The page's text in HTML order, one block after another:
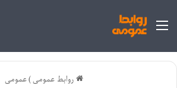
منو
روابط عمومی)عمومی